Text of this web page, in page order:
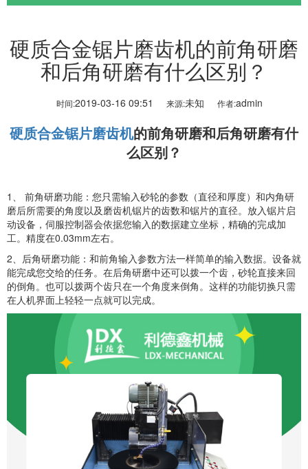
当前位置: 首页>新闻资讯>行业资讯
硬质合金锯片磨齿机的前角研磨
和后角研磨有什么区别？
时间:2019-03-16 09:51 来源:未知 作者:admin
硬质合金锯片磨齿机的前角研磨和后角研磨有什
么区别？
1、 前角研磨功能：您只需输入砂轮的参数（直径和厚度）和内角研
磨后所需要的角度以及磨齿机锯片的齿数和锯片的直径。放入锯片启
动设备，伺服控制器会依据您输入的数据建立坐标，精确的完成加
工。精度在0.03mm左右。
2、后角研磨功能：和前角输入参数方法一样简单的输入数据。设备就
能完成您交给的任务。在后角研磨中还可以拨一个齿，砂轮直接来回
的倒角。也可以拨两个齿只在一个角度来倒角。这样的功能切换只需
在人机界面上轻轻一点就可以完成。